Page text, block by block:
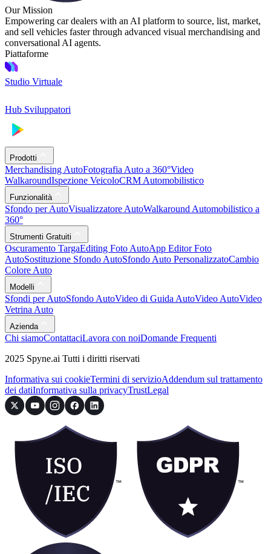
Our Mission
Empowering car dealers with an AI platform to source, list, market,
and sell vehicles faster through advanced visual merchandising and
conversational AI agents.
Piattaforme
Studio Virtuale
Hub Sviluppatori
Prodotti
Merchandising AutoFotografia Auto a 360°Video
WalkaroundIspezione VeicoloCRM Automobilistico
Funzionalità
Sfondo per AutoVisualizzatore AutoWalkaround Automobilistico a
360°
Strumenti Gratuiti
Oscuramento TargaEditing Foto AutoApp Editor Foto
AutoSostituzione Sfondo AutoSfondo Auto PersonalizzatoCambio
Colore Auto
Modelli
Sfondi per AutoSfondo AutoVideo di Guida AutoVideo AutoVideo
Vetrina Auto
Azienda
Chi siamoContattaciLavora con noiDomande Frequenti
2025 Spyne.ai Tutti i diritti riservati
Informativa sui cookieTermini di servizioAddendum sul trattamento
dei datiInformativa sulla privacyTrustLegal